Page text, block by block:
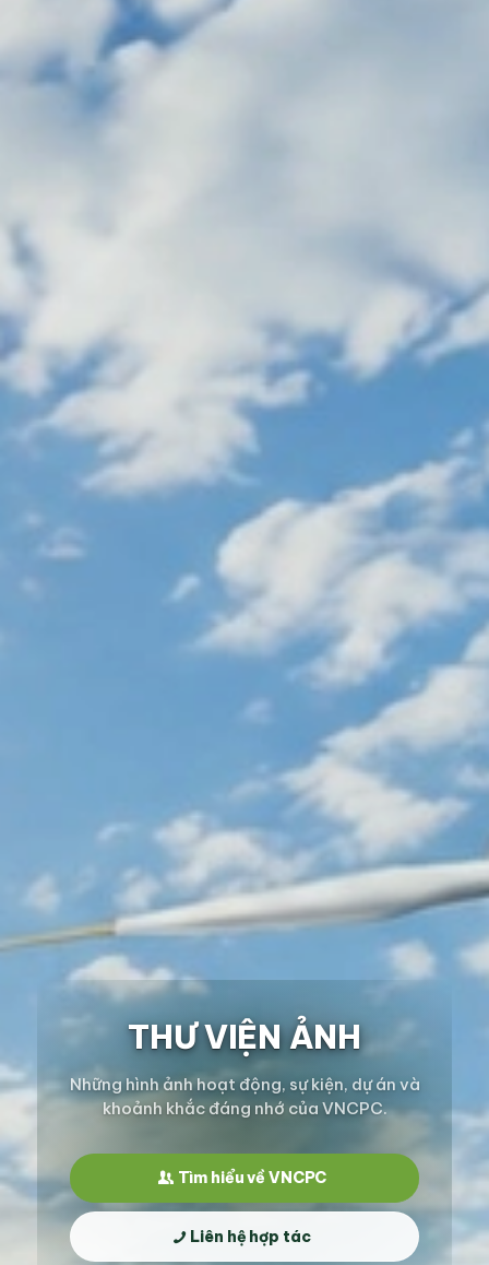
THƯ VIỆN ẢNH
Những hình ảnh hoạt động, sự kiện, dự án và
khoảnh khắc đáng nhớ của VNCPC.
Tìm hiểu về VNCPC
Liên hệ hợp tác